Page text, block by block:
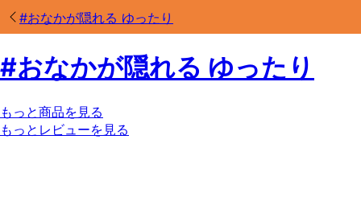
#おなかが隠れる ゆったり
#おなかが隠れる ゆったり
もっと商品を見る
もっとレビューを見る